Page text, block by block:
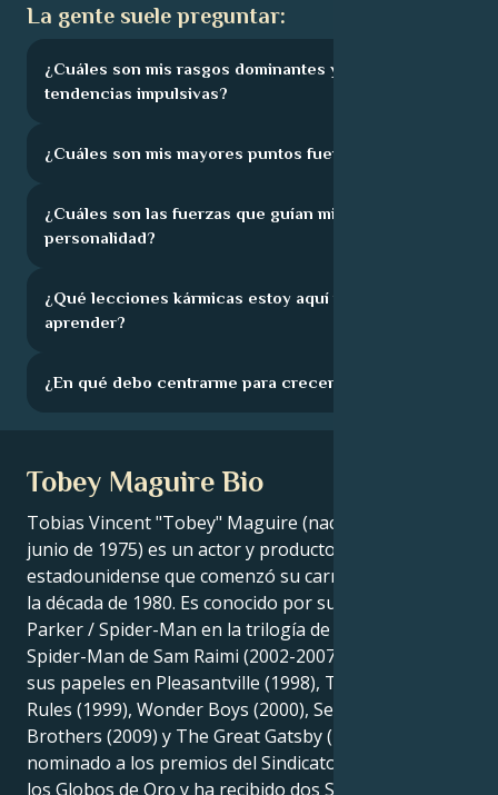
La gente suele preguntar:
¿Cuáles son mis rasgos dominantes y mis
tendencias impulsivas?
¿Cuáles son mis mayores puntos fuertes?
¿Cuáles son las fuerzas que guían mi
personalidad?
¿Qué lecciones kármicas estoy aquí para
aprender?
¿En qué debo centrarme para crecer?
Tobey Maguire Bio
Tobias Vincent "Tobey" Maguire (nacido el 27 de
junio de 1975) es un actor y productor de cine
estadounidense que comenzó su carrera a finales de
la década de 1980. Es conocido por su papel de Peter
Parker / Spider-Man en la trilogía de películas de
Spider-Man de Sam Raimi (2002-2007), así como por
sus papeles en Pleasantville (1998), The Cider House
Rules (1999), Wonder Boys (2000), Seabiscuit (2003),
Brothers (2009) y The Great Gatsby (2013). Ha sido
nominado a los premios del Sindicato de Actores y a
los Globos de Oro y ha recibido dos Saturn Awards,